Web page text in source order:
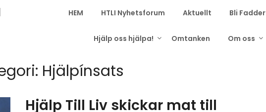
HEM HTLI Nyhetsforum Aktuellt Bli Fadder
Hjälp oss hjälpa! Omtanken Om oss
Hjälpínsats
Hjälp Till Liv skickar mat till